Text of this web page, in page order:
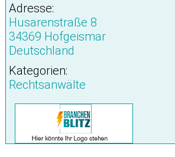
Adresse:
Husarenstraße 8
34369 Hofgeismar
Deutschland
Kategorien:
Rechtsanwälte